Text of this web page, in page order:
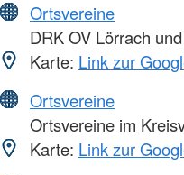
Ortsvereine
DRK OV Lörrach
Karte: Link zur
Ortsvereine
Ortsvereine im
Karte: Link zur